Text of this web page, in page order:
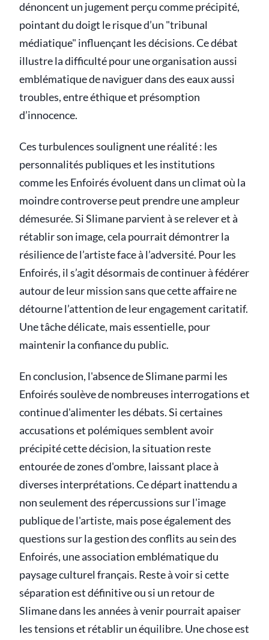
dénoncent un jugement perçu comme précipité,
pointant du doigt le risque d’un "tribunal
médiatique" influençant les décisions. Ce débat
illustre la difficulté pour une organisation aussi
emblématique de naviguer dans des eaux aussi
troubles, entre éthique et présomption
d’innocence.
Ces turbulences soulignent une réalité : les
personnalités publiques et les institutions
comme les Enfoirés évoluent dans un climat où la
moindre controverse peut prendre une ampleur
démesurée. Si Slimane parvient à se relever et à
rétablir son image, cela pourrait démontrer la
résilience de l’artiste face à l’adversité. Pour les
Enfoirés, il s’agit désormais de continuer à fédérer
autour de leur mission sans que cette affaire ne
détourne l’attention de leur engagement caritatif.
Une tâche délicate, mais essentielle, pour
maintenir la confiance du public.
En conclusion, l'absence de Slimane parmi les
Enfoirés soulève de nombreuses interrogations et
continue d'alimenter les débats. Si certaines
accusations et polémiques semblent avoir
précipité cette décision, la situation reste
entourée de zones d'ombre, laissant place à
diverses interprétations. Ce départ inattendu a
non seulement des répercussions sur l'image
publique de l'artiste, mais pose également des
questions sur la gestion des conflits au sein des
Enfoirés, une association emblématique du
paysage culturel français. Reste à voir si cette
séparation est définitive ou si un retour de
Slimane dans les années à venir pourrait apaiser
les tensions et rétablir un équilibre. Une chose est